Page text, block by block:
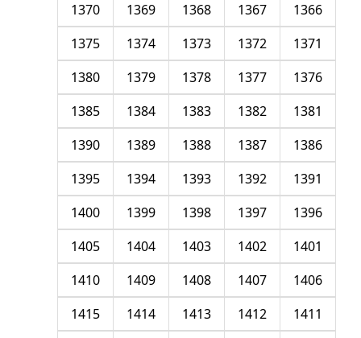
1366
1367
1368
1369
1370
1371
1372
1373
1374
1375
1376
1377
1378
1379
1380
1381
1382
1383
1384
1385
1386
1387
1388
1389
1390
1391
1392
1393
1394
1395
1396
1397
1398
1399
1400
1401
1402
1403
1404
1405
1406
1407
1408
1409
1410
1411
1412
1413
1414
1415